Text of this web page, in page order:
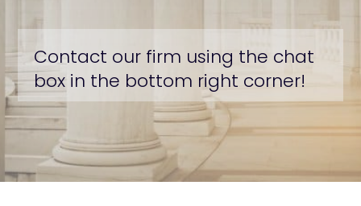
Contact our firm using the chat
box in the bottom right corner!